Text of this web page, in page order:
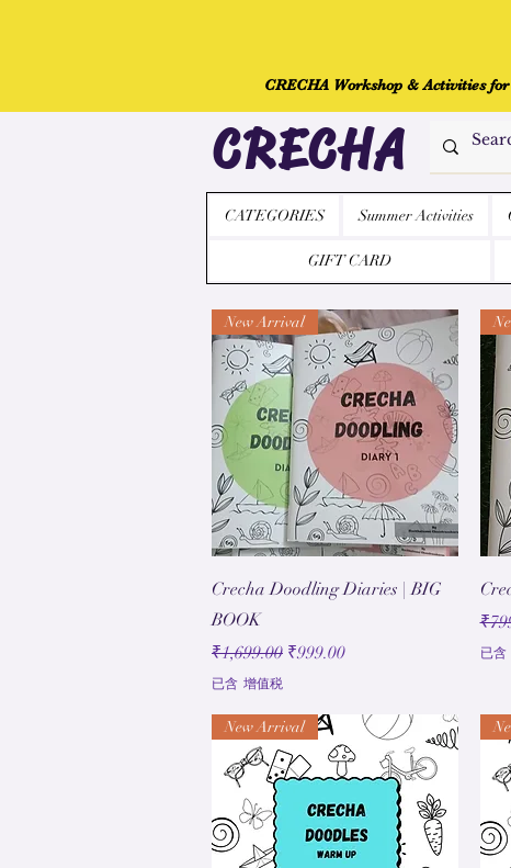
CRECHA Workshop & Activities
CRECHA
CATEGORIES Summer Activities
GIFT CARD
快速瀏覽
New Arrival
Crecha Doodling Diaries | BIG
BOOK
一般價格
₹1,699.00 促銷價格
₹999.00
已含 增值税
一
已含
New Arrival